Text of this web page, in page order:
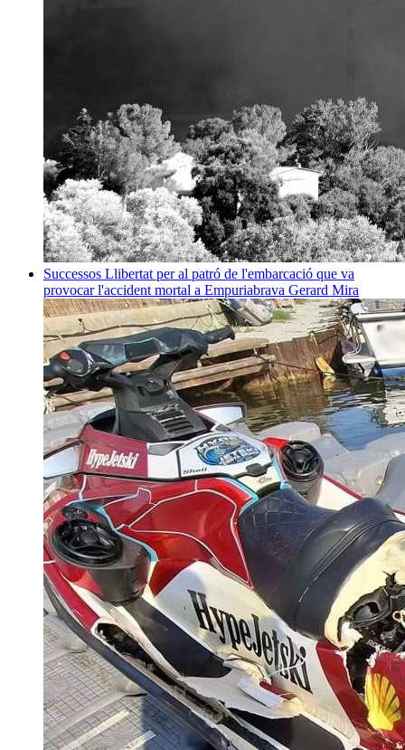
Successos Llibertat per al patró de l'embarcació que va
provocar l'accident mortal a Empuriabrava Gerard Mira